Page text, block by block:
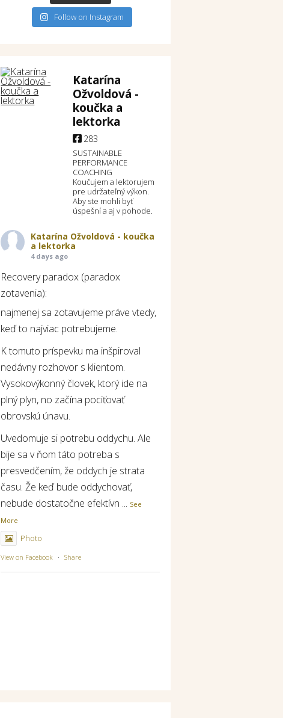
Follow on Instagram
Katarína
Ožvoldová -
koučka a
lektorka
283
SUSTAINABLE
PERFORMANCE
COACHING
Koučujem a lektorujem
pre udržateľný výkon.
Aby ste mohli byť
úspešní a aj v pohode.
Katarína Ožvoldová - koučka
a lektorka
4 days ago
Recovery paradox (paradox
zotavenia):
najmenej sa zotavujeme práve vtedy,
keď to najviac potrebujeme.
K tomuto príspevku ma inšpiroval
nedávny rozhovor s klientom.
Vysokovýkonný človek, ktorý ide na
plný plyn, no začína pociťovať
obrovskú únavu.
Uvedomuje si potrebu oddychu. Ale
bije sa v ňom táto potreba s
presvedčením, že oddych je strata
času. Že keď bude oddychovať,
nebude dostatočne efektívn ... See
More
Photo
View on Facebook · Share